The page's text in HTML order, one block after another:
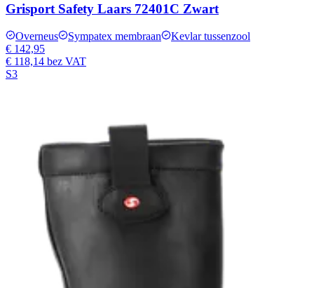
Grisport Safety Laars 72401C Zwart
Overneus Sympatex membraan
Kevlar tussenzool
€ 142,95
€ 118,14 bez VAT
S3